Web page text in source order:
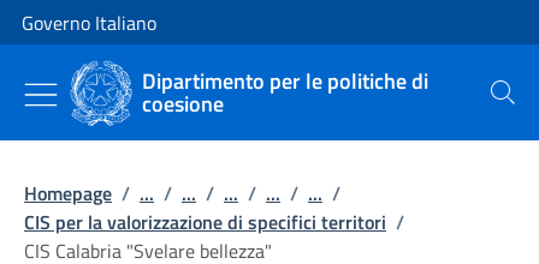
Vai al contenuto
Vai alla navigazione del sito
Governo Italiano
Dipartimento per le politiche di
coesione Cerca
Homepage / ... / ... / ... / ... / ... /
CIS per la valorizzazione di specifici territori /
CIS Calabria "Svelare bellezza"